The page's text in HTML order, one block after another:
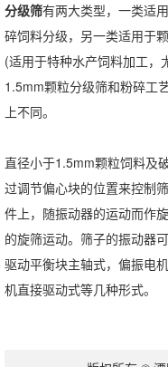
分级筛有两大类型，一类适
碎饲料分级，另一类适用于
(适用于特种水产饲料加工，
1.5mm颗粒分级筛和粉碎工
上不同。
直径小于1.5mm颗粒饲料及
过调节偏心块的位置来控制
件上，随振动器的运动而作
的旋筛运动。筛子的振动器
驱动平衡块主轴式，偏振电
机直接驱动式等几种形式。